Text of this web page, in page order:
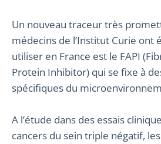
Un nouveau traceur très
médecins de l’Institut Curie ont
utiliser en France est le FAPI
Protein Inhibitor) qui se fixe à
spécifiques du
A l’étude dans des essais
cancers du sein triple négatif,